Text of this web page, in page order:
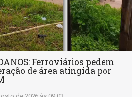
Ferroviários pedem
de área atingida por